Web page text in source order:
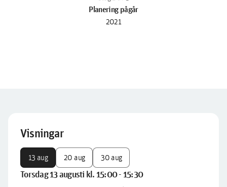
Planering pågår
2021
Visningar
13 aug 20 aug 30 aug
Torsdag 13 augusti kl. 15:00 - 15:30